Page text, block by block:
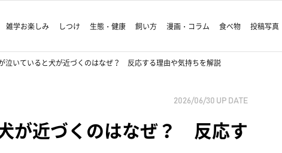
雑学お楽しみ しつけ 生態・健康 飼い方 漫画・コラム 食べ物 投稿写真
泣いていると犬が近づくのはなぜ？ 反応する理由や気持ちを解説
2026/06/30 UP DATE
が近づくのはなぜ？ 反応す